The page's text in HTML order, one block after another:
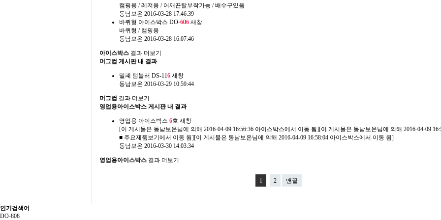
캠핑용 / 레져용 / 어깨끈탈부착가능 / 배수구있음
동남보온 2016-03-28 17:46:39
바퀴형 아이스박스 DO-606 새창
바퀴형 / 캠핑용
동남보온 2016-03-28 16:07:46
아이스박스 결과 더보기
머그컵 게시판 내 결과
밀폐 텀블러 DS-116 새창
동남보온 2016-03-29 10:59:44
머그컵 결과 더보기
영업용아이스박스 게시판 내 결과
영업용 아이스박스 6호 새창
[이 게시물은 동남보온님에 의해 2016-04-09 16:56:36 아이스박스에서 이동 됨][이 게시물은 동남보온님에 의해 2016-04-09
■ 주요제품보기에서 이동 됨][이 게시물은 동남보온님에 의해 2016-04-09 16:58:04 아이스박스에서 이동 됨]
동남보온 2016-03-30 14:03:34
영업용아이스박스 결과 더보기
1 2 맨끝
인기검색어
DO-808